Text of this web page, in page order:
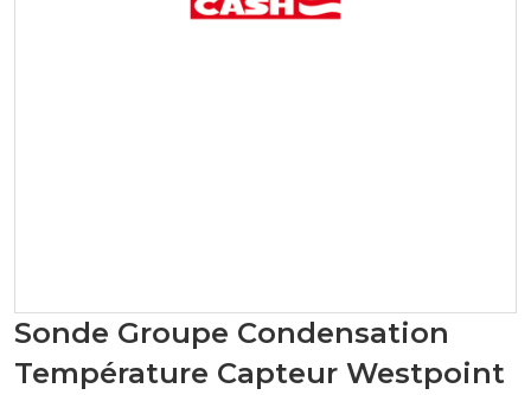
Sonde Groupe Condensation
Température Capteur Westpoint